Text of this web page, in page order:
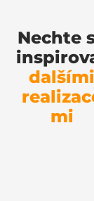
Nechte
dalšími
mi